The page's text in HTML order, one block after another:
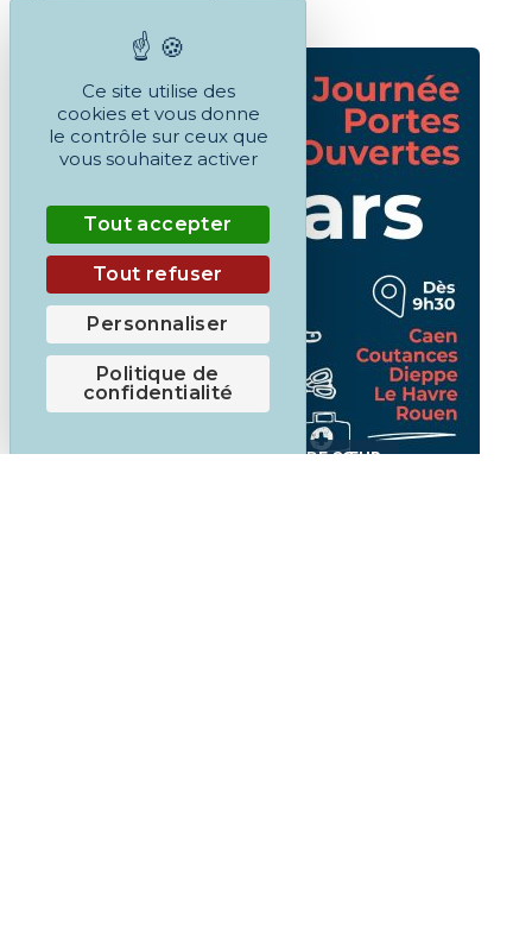
ACCOMPAGNEMENT , COUP DE CŒUR
Ce site utilise des
cookies et vous donne
le contrôle sur ceux que
vous souhaitez activer
Tout accepter
Tout refuser
Personnaliser
Politique de
confidentialité